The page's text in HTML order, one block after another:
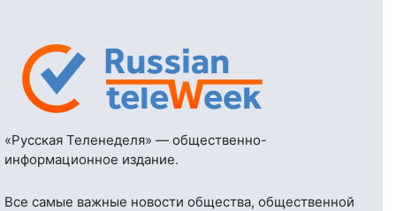
«Русская Теленеделя» — общественно-
информационное издание.
Все самые важные новости общества, общественной